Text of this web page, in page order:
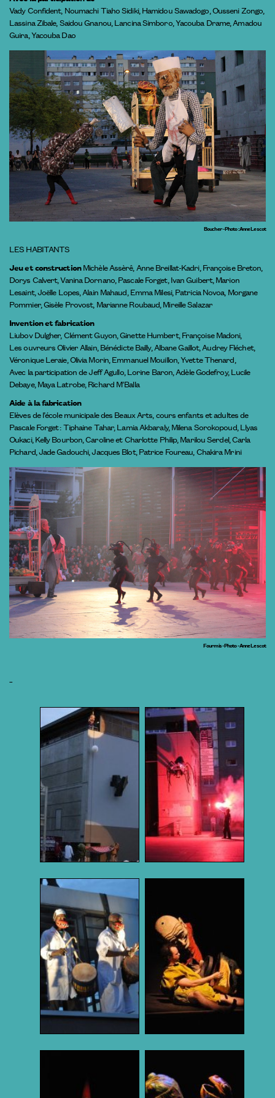
Vady Confident, Noumachi Tiaho Sidiki, Hamidou Sawadogo, Ousseni Zongo,
Lassina Zibale, Saidou Gnanou, Lancina Simboro, Yacouba Drame, Amadou
Guira, Yacouba Dao
Boucher - Photo : Anne Lescot
LES HABITANTS
Jeu et constructionMichèle Assèrê, Anne Breillat-Kadri, Françoise Breton,
Dorys Calvert, Vanina Dornano, Pascale Forget, Ivan Guibert, Marion
Lesaint, Joëlle Lopes, Alain Mahaud, Emma Milesi, Patricia Novoa, Morgane
Pommier, Gisèle Provost, Marianne Roubaud, Mireille Salazar
Invention et fabrication
Liubov Dulgher, Clément Guyon, Ginette Humbert, Françoise Madoni,
Les ouvreurs Olivier Allain, Bénédicte Bailly, Albane Gaillot, Audrey Fléchet,
Véronique Leraie, Olivia Morin, Emmanuel Mouillon, Yvette Thenard,
Avec la participation de Jeff Agullo, Lorine Baron, Adèle Godefroy, Lucile
Debaye, Maya Latrobe, Richard M’Balla
Aide à la fabrication
Elèves de l’école municipale des Beaux Arts, cours enfants et adultes de
Pascale Forget : Tiphaine Tahar, Lamia Akbaraly, Milena Sorokopoud, Llyas
Oukaci, Kelly Bourbon, Caroline et Charlotte Philip, Marilou Serdel, Carla
Pichard, Jade Gadouchi, Jacques Blot, Patrice Foureau, Chakira Mrini
Fourmis - Photo - Anne Lescot